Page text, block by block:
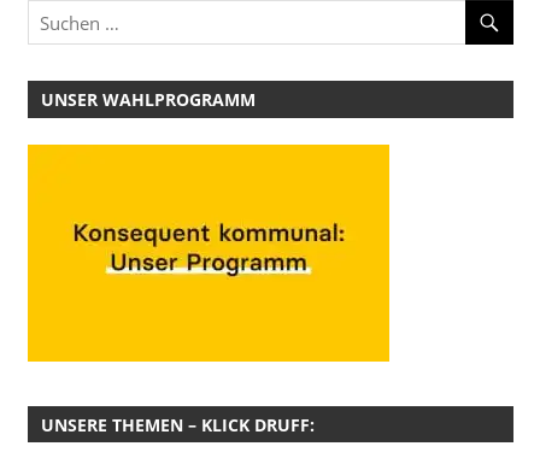
UNSER WAHLPROGRAMM
UNSERE THEMEN – KLICK DRUFF: